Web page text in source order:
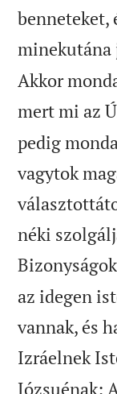
benneteket,
minekutána
Akkor
mert mi az
pedig
vagytok
néki
az idegen
vannak, és
Izráelnek
Józsuénak: